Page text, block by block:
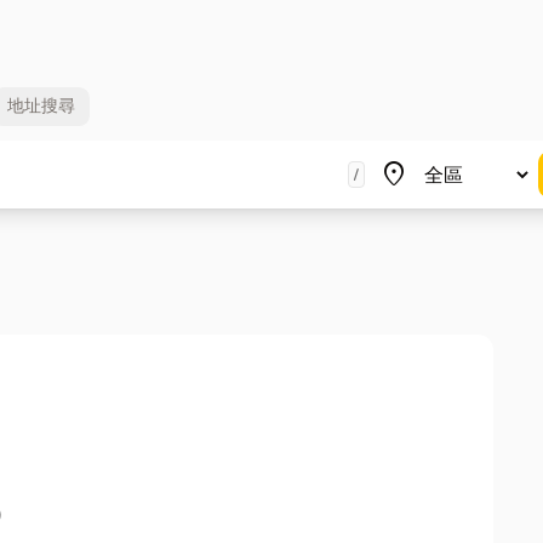
地址搜尋
/ place
地區